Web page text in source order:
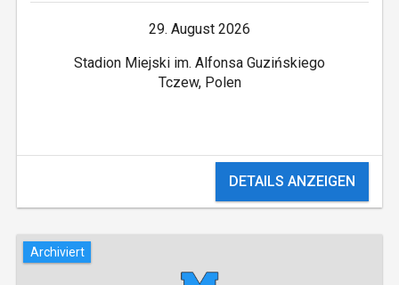
29. August 2026
Stadion Miejski im. Alfonsa Guzińskiego
Tczew, Polen
DETAILS ANZEIGEN
Archiviert